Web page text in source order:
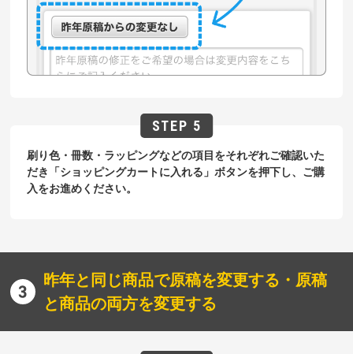
刷り色・冊数・ラッピングなどの項目をそれぞれご確認いた
だき「ショッピングカートに入れる」ボタンを押下し、ご購
入をお進めください。
昨年と同じ商品で原稿を変更する・原稿
と商品の両方を変更する